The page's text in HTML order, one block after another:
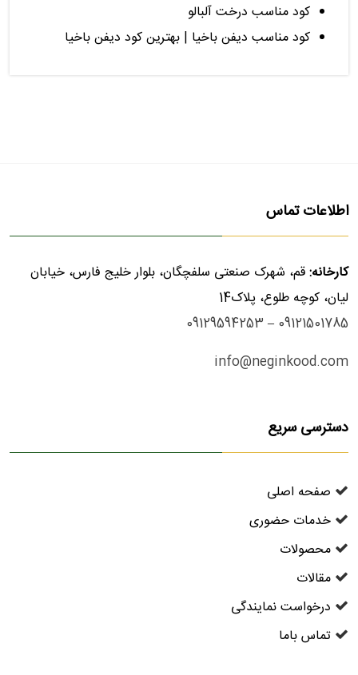
کود مناسب درخت آلبالو
کود مناسب دیفن باخیا | بهترین کود دیفن باخیا
اطلاعات تماس
کارخانه:قم، شهرک صنعتی سلفچگان، بلوار خلیج فارس، خیابان
لیان، کوچه طلوع، پلاک14
09121501785
–
09129594253
info@neginkood.com
دسترسی سریع
صفحه اصلی
خدمات حضوری
محصولات
مقالات
درخواست نمایندگی
تماس باما